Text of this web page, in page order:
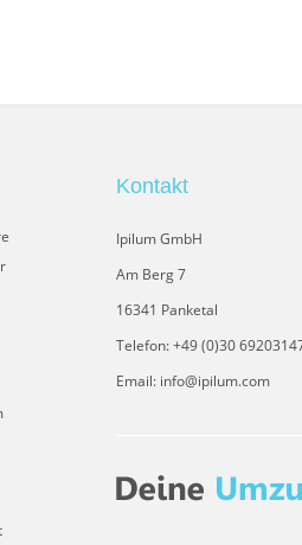
Kontakt
Ipilum GmbH
Am Berg 7
16341 Panketal
Telefon: +49 (0)30
Email: info@ipilum.com